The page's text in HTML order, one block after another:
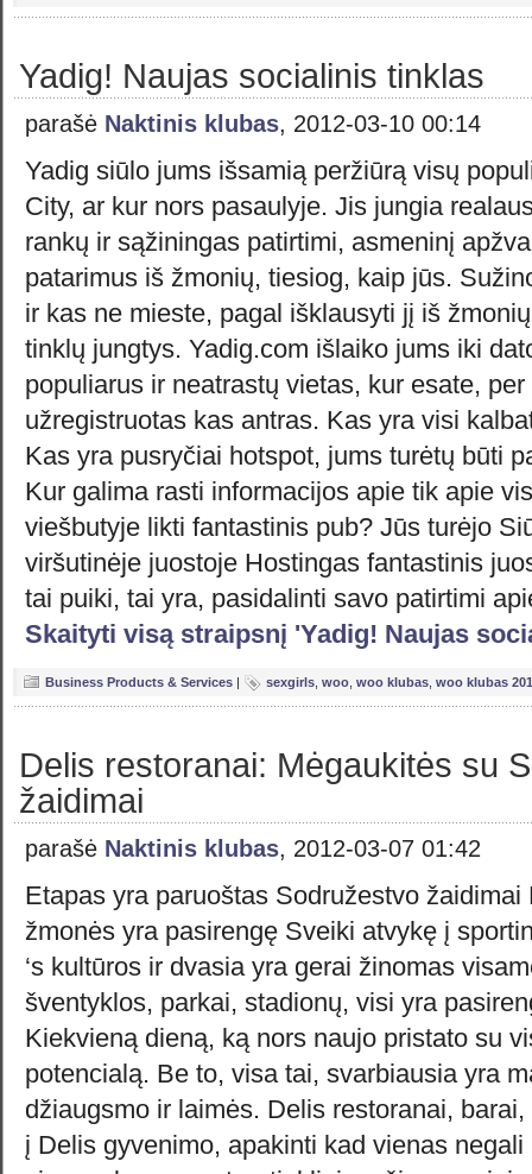
Yadig! Naujas socialinis tinklas
parašė Naktinis klubas, 2012-03-10 00:14
Yadig siūlo jums išsamią peržiūrą visų
City, ar kur nors pasaulyje. Jis jungia
rankų ir sąžiningas patirtimi, asmeninį
patarimus iš žmonių, tiesiog, kaip jūs.
ir kas ne mieste, pagal išklausyti jį iš
tinklų jungtys. Yadig.com išlaiko jums iki
populiarus ir neatrastų vietas, kur esate,
užregistruotas kas antras. Kas yra visi
Kas yra pusryčiai hotspot, jums turėtų būti
Kur galima rasti informacijos apie tik apie
viešbutyje likti fantastinis pub? Jūs turėjo
viršutinėje juostoje Hostingas fantastinis
tai puiki, tai yra, pasidalinti savo patirtimi
Skaityti visą straipsnį 'Yadig! Naujas
Business Products & Services | sexgirls woo woo klubas woo klubas
Delis restoranai: Mėgaukitės su
žaidimai
parašė Naktinis klubas, 2012-03-07 01:42
Etapas yra paruoštas Sodružestvo
žmonės yra pasirengę Sveiki atvykę į
‘s kultūros ir dvasia yra gerai žinomas
šventyklos, parkai, stadionų, visi yra
Kiekvieną dieną, ką nors naujo pristato su
potencialą. Be to, visa tai, svarbiausia yra
džiaugsmo ir laimės. Delis restoranai,
į Delis gyvenimo, apakinti kad vienas